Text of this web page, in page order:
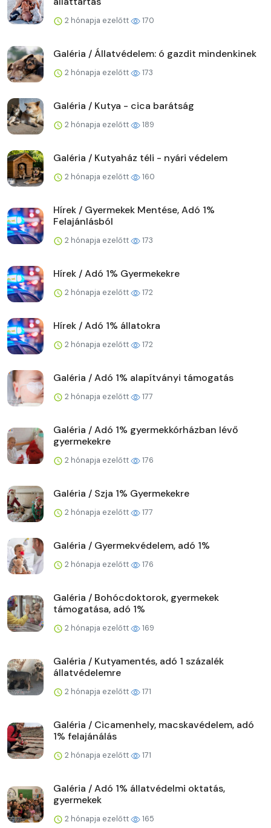
2 hónapja ezelőtt 170
Galéria / Állatvédelem: ó gazdit mindenkinek
2 hónapja ezelőtt 173
Galéria / Kutya - cica barátság
2 hónapja ezelőtt 189
Galéria / Kutyaház téli - nyári védelem
2 hónapja ezelőtt 160
Hírek / Gyermekek Mentése, Adó 1%
Felajánlásból
2 hónapja ezelőtt 173
Hírek / Adó 1% Gyermekekre
2 hónapja ezelőtt 172
Hírek / Adó 1% állatokra
2 hónapja ezelőtt 172
Galéria / Adó 1% alapítványi támogatás
2 hónapja ezelőtt 177
Galéria / Adó 1% gyermekkórházban lévő
gyermekekre
2 hónapja ezelőtt 176
Galéria / Szja 1% Gyermekekre
2 hónapja ezelőtt 177
Galéria / Gyermekvédelem, adó 1%
2 hónapja ezelőtt 176
Galéria / Bohócdoktorok, gyermekek
támogatása, adó 1%
2 hónapja ezelőtt 169
Galéria / Kutyamentés, adó 1 százalék
állatvédelemre
2 hónapja ezelőtt 171
Galéria / Cicamenhely, macskavédelem, adó
1% felajánálás
2 hónapja ezelőtt 171
Galéria / Adó 1% állatvédelmi oktatás,
gyermekek
2 hónapja ezelőtt 165